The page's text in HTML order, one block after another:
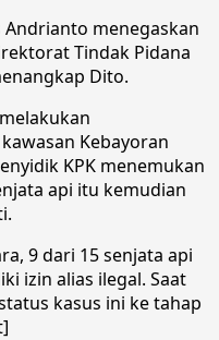
menegaskan
Tindak Pidana
Dito.
Kebayoran
KPK menemukan
api itu kemudian
9 dari 15 senjata api
izin alias ilegal. Saat
kasus ini ke tahap